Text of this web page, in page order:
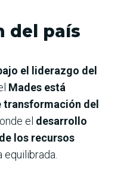
del país
el liderazgo del
Mades está
transformación del
el desarrollo
los recursos
equilibrada.